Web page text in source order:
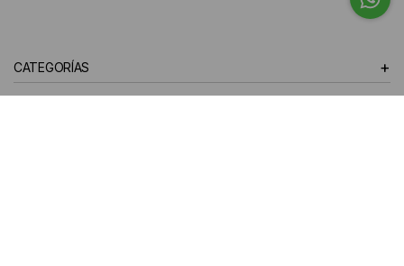
CATEGORÍAS +